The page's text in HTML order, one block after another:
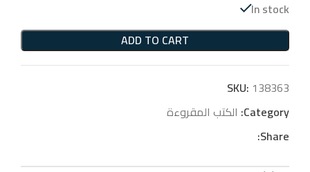
In stock
ADD TO CART
SKU: 138363
Category: الكتب المقروءة
Share: